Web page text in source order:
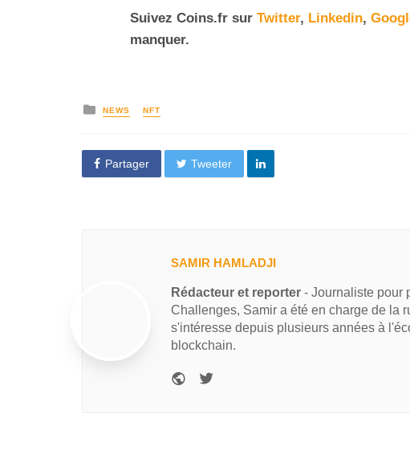
Suivez Coins.fr sur Twitter, Linkedin,
manquer.
NEWS NFT
Partager Tweeter
SAMIR HAMLADJI
Rédacteur et reporter - Journaliste pour
Challenges, Samir a été en charge de la
s'intéresse depuis plusieurs années à
blockchain.